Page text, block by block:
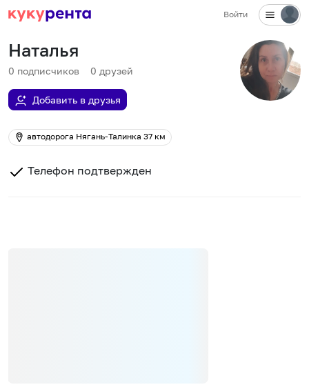
Войти
Наталья
0 подписчиков 0 друзей
Добавить в друзья
автодорога Нягань-Талинка 37 км
Телефон подтвержден